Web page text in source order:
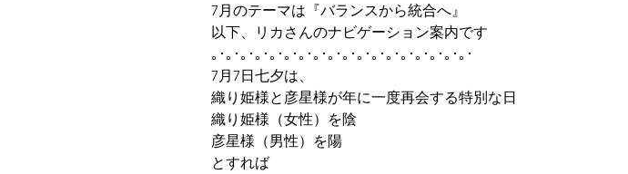
7月のテーマは『バランスから統合へ』
以下、リカさんのナビゲーション案内です
｡･｡･｡･｡･｡･｡･｡･｡･｡･｡･｡･｡･｡･｡･｡･｡･｡･｡･
7月7日七夕は、
織り姫様と彦星様が年に一度再会する特別な日
織り姫様（女性）を陰
彦星様（男性）を陽
とすれば